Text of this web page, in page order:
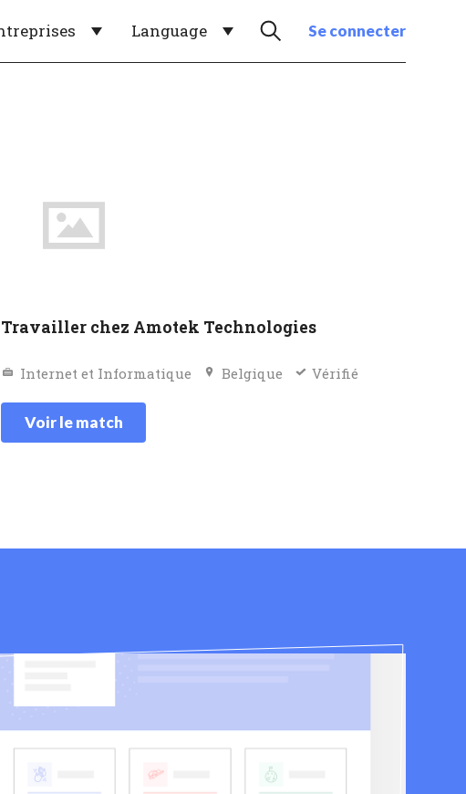
Language Se connecter
Travailler chez Amotek Technologies
Internet et Informatique Belgique Vérifié
Voir le match